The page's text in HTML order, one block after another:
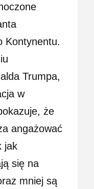
Kontynentu.
Trumpa,
w
że
angażować
jak
się na
mniej są